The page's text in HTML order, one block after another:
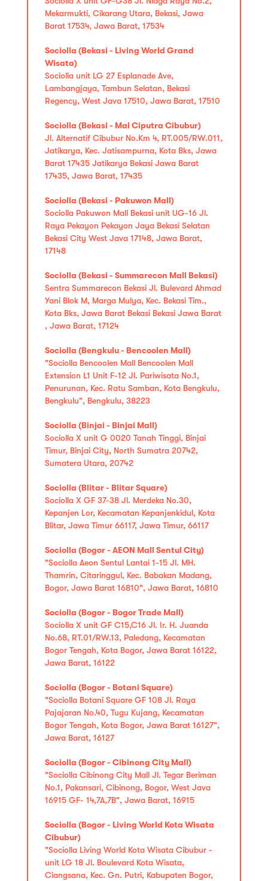
Mekarmukti, Cikarang Utara, Bekasi, Jawa
Barat 17534, Jawa Barat, 17534
Sociolla (Bekasi - Living World Grand
Wisata)
Sociolla unit LG 27 Esplanade Ave,
Lambangjaya, Tambun Selatan, Bekasi
Regency, West Java 17510, Jawa Barat, 17510
Sociolla (Bekasi - Mal Ciputra Cibubur)
Jl. Alternatif Cibubur No.Km 4, RT.005/RW.011,
Jatikarya, Kec. Jatisampurna, Kota Bks, Jawa
Barat 17435 Jatikarya Bekasi Jawa Barat
17435, Jawa Barat, 17435
Sociolla (Bekasi - Pakuwon Mall)
Sociolla Pakuwon Mall Bekasi unit UG-16 Jl.
Raya Pekayon Pekayon Jaya Bekasi Selatan
Bekasi City West Java 17148, Jawa Barat,
17148
Sociolla (Bekasi - Summarecon Mall Bekasi)
Sentra Summarecon Bekasi Jl. Bulevard Ahmad
Yani Blok M, Marga Mulya, Kec. Bekasi Tim.,
Kota Bks, Jawa Barat Bekasi Bekasi Jawa Barat
, Jawa Barat, 17124
Sociolla (Bengkulu - Bencoolen Mall)
"Sociolla Bencoolen Mall Bencoolen Mall
Extension L1 Unit F-12 Jl. Pariwisata No.1,
Penurunan, Kec. Ratu Samban, Kota Bengkulu,
Bengkulu", Bengkulu, 38223
Sociolla (Binjai - Binjai Mall)
Sociolla X unit G 0020 Tanah Tinggi, Binjai
Timur, Binjai City, North Sumatra 20742,
Sumatera Utara, 20742
Sociolla (Blitar - Blitar Square)
Sociolla X GF 37-38 Jl. Merdeka No.30,
Kepanjen Lor, Kecamatan Kepanjenkidul, Kota
Blitar, Jawa Timur 66117, Jawa Timur, 66117
Sociolla (Bogor - AEON Mall Sentul City)
"Sociolla Aeon Sentul Lantai 1-15 Jl. MH.
Thamrin, Citaringgul, Kec. Babakan Madang,
Bogor, Jawa Barat 16810", Jawa Barat, 16810
Sociolla (Bogor - Bogor Trade Mall)
Sociolla X unit GF C15,C16 Jl. Ir. H. Juanda
No.68, RT.01/RW.13, Paledang, Kecamatan
Bogor Tengah, Kota Bogor, Jawa Barat 16122,
Jawa Barat, 16122
Sociolla (Bogor - Botani Square)
"Sociolla Botani Square GF 108 Jl. Raya
Pajajaran No.40, Tugu Kujang, Kecamatan
Bogor Tengah, Kota Bogor, Jawa Barat 16127",
Jawa Barat, 16127
Sociolla (Bogor - Cibinong City Mall)
"Sociolla Cibinong City Mall Jl. Tegar Beriman
No.1, Pakansari, Cibinong, Bogor, West Java
16915 GF- 14,7A,7B", Jawa Barat, 16915
Sociolla (Bogor - Living World Kota Wisata
Cibubur)
"Sociolla Living World Kota Wisata Cibubur -
unit LG 18 Jl. Boulevard Kota Wisata,
Ciangsana, Kec. Gn. Putri, Kabupaten Bogor,